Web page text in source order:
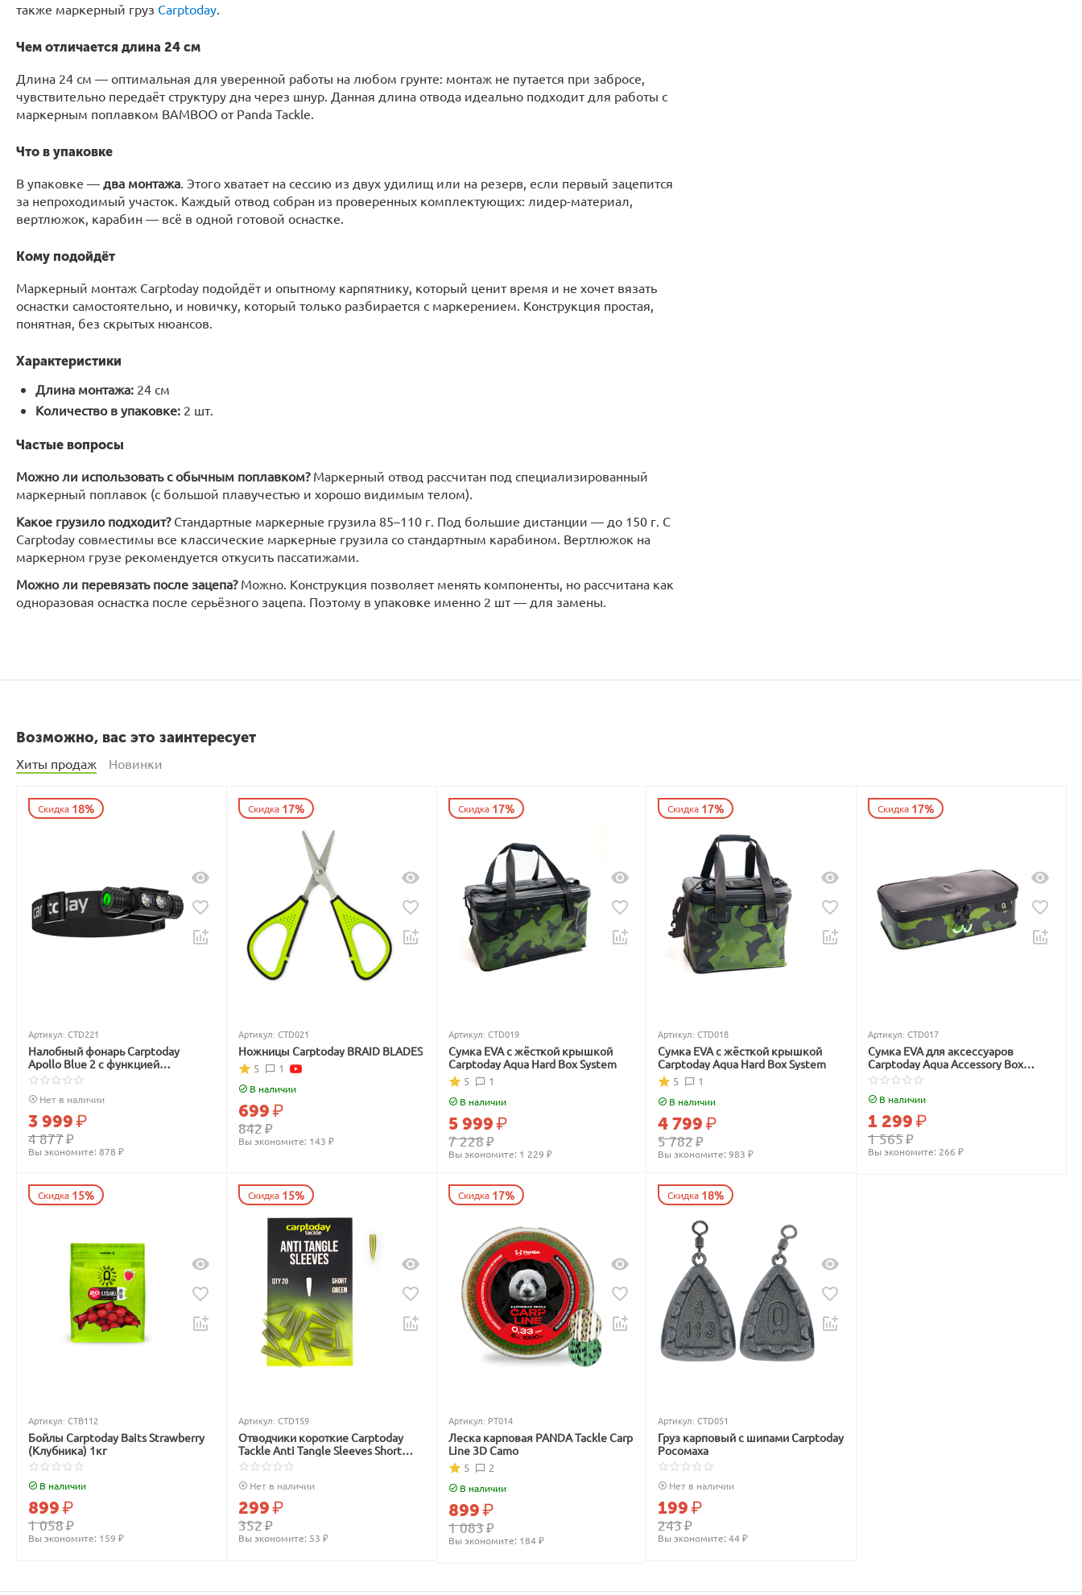
также маркерный груз Carptoday.
Чем отличается длина 24 см
Длина 24 см — оптимальная для уверенной работы на любом грунте: монтаж не путается при забросе,
чувствительно передаёт структуру дна через шнур. Данная длина отвода идеально подходит для работы с
маркерным поплавком BAMBOO от Panda Tackle.
Что в упаковке
В упаковке — два монтажа. Этого хватает на сессию из двух удилищ или на резерв, если первый зацепится
за непроходимый участок. Каждый отвод собран из проверенных комплектующих: лидер-материал,
вертлюжок, карабин — всё в одной готовой оснастке.
Кому подойдёт
Маркерный монтаж Carptoday подойдёт и опытному карпятнику, который ценит время и не хочет вязать
оснастки самостоятельно, и новичку, который только разбирается с маркерением. Конструкция простая,
понятная, без скрытых нюансов.
Характеристики
Длина монтажа: 24 см
Количество в упаковке: 2 шт.
Частые вопросы
Можно ли использовать с обычным поплавком?Маркерный отвод рассчитан под специализированный
маркерный поплавок (с большой плавучестью и хорошо видимым телом).
Какое грузило подходит?Стандартные маркерные грузила 85–110 г. Под большие дистанции — до 150 г. С
Carptoday совместимы все классические маркерные грузила со стандартным карабином. Вертлюжок на
маркерном грузе рекомендуется откусить пассатижами.
Можно ли перевязать после зацепа?Можно. Конструкция позволяет менять компоненты, но рассчитана как
одноразовая оснастка после серьёзного зацепа. Поэтому в упаковке именно 2 шт — для замены.
Возможно, вас это заинтересует
Хиты продаж Новинки
Скидка 18%
Артикул: CTD221
Налобный фонарь Carptoday
Apollo Blue 2 с функцией
подсвечивания лески синим
светом
Нет в наличии
4 877₽
3 999₽
Вы экономите: 878 ₽
Скидка 17%
Артикул: CTD021
Ножницы Carptoday BRAID BLADES
1
5
В наличии
842₽
699₽
Вы экономите: 143 ₽
Скидка 17%
Артикул: CTD019
Сумка EVA с жёсткой крышкой
Carptoday Aqua Hard Box System
1
5
В наличии
7 228₽
5 999₽
Вы экономите: 1 229 ₽
Скидка 17%
Артикул: CTD018
Сумка EVA с жёсткой крышкой
Carptoday Aqua Hard Box System
1
5
В наличии
5 782₽
4 799₽
Вы экономите: 983 ₽
Скидка 17%
Артикул: CTD017
Сумка EVA для аксессуаров
Carptoday Aqua Accessory Box
System
В наличии
1 565₽
1 299₽
Вы экономите: 266 ₽
Скидка 15%
Артикул: CTB112
Бойлы Carptoday Baits Strawberry
(Клубника) 1кг
В наличии
1 058₽
899₽
Вы экономите: 159 ₽
Скидка 15%
Артикул: CTD159
Отводчики короткие Carptoday
Tackle Anti Tangle Sleeves Short
зелёные
Нет в наличии
352₽
299₽
Вы экономите: 53 ₽
Скидка 17%
Артикул: PT014
Леска карповая PANDA Tackle Carp
Line 3D Camo
2
5
В наличии
1 083₽
899₽
Вы экономите: 184 ₽
Скидка 18%
Артикул: CTD051
Груз карповый с шипами Carptoday
Росомаха
Нет в наличии
243₽
199₽
Вы экономите: 44 ₽